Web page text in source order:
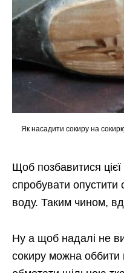
Як насадити сокиру на
Щоб позбавитися
спробувати опустити
воду. Таким чином,
Ну а щоб надалі не
сокиру можна